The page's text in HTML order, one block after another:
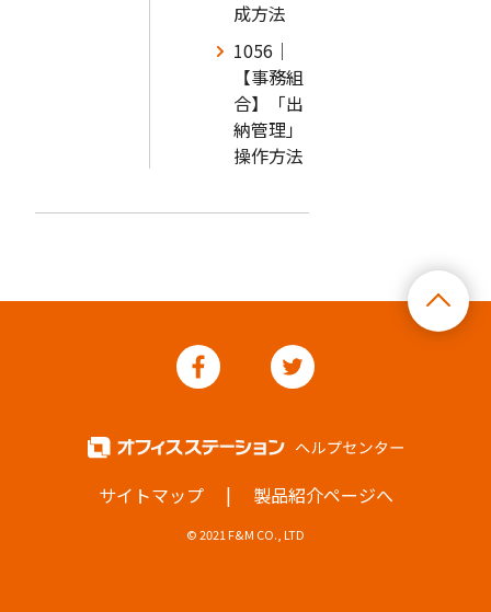
成方法
1056｜
【事務組
合】「出
納管理」
操作方法
サイトマップ | 製品紹介ページへ
© 2021 F&M CO., LTD